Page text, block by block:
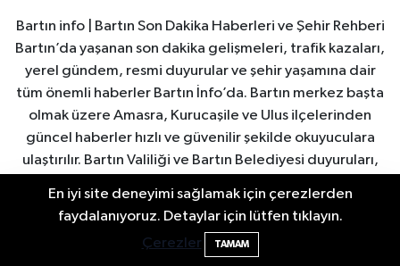
Bartın info | Bartın Son Dakika Haberleri ve Şehir Rehberi
Bartın’da yaşanan son dakika gelişmeleri, trafik kazaları,
yerel gündem, resmi duyurular ve şehir yaşamına dair
tüm önemli haberler Bartın İnfo’da. Bartın merkez başta
olmak üzere Amasra, Kurucaşile ve Ulus ilçelerinden
güncel haberler hızlı ve güvenilir şekilde okuyuculara
ulaştırılır. Bartın Valiliği ve Bartın Belediyesi duyuruları,
spor haberleri anlık olarak yayınlanır. Ayrıca Bartın
nöbetçi eczaneler, hava durumu, namaz vakitleri ve
önemli şehir duyuruları düzenli olarak güncellenir. Bartın
En iyi site deneyimi sağlamak için çerezlerden
faydalanıyoruz. Detaylar için lütfen tıklayın.
Çerezler
TAMAM
10:43 Bartın Sahillerinde 2 Ayda 271 Kişi
Ölümden Döndü